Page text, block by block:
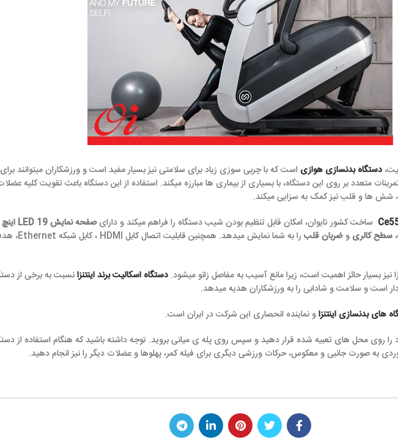
هوازیاست که با چربی سوزی زیاد برای سلامتی نیز بسیار مفید است و ورزشکاران میتوانند برای داشتن بدنی سالم
این دستگاه، با بسیاری از بیماری ها مبارزه میکند. استفاده از این دستگاه باعث تقویت کلیه عضلات پا مثل ران، زانو و
کمک به سزایی میکند.
امکان قابل تنظیم بودن شیب دستگاه را فراهم میکند و دارایصفحه نمایش LED 19 اینچ لمسی
میباشد.
قلب
را به شما نمایش میدهد. همچنین قابلیت اتصال کابل HDMI ، کابل شبکه Ethernet، هدفون استریو و
است، زیرا مانع آسیب به مفاصل زانو میشود.دستگاه اسکالیت برند اینتنزانسبت به برخی از دستگاه های پله دیگر
شادابی را به ورزشکاران هدیه میدهد.
و نماینده انحصاری این شرکت در ایران است.
تعبیه شده قرار دهید و سپس روی پله ی میانی بروید. توجه داشته باشید که هنگام استفاده از دستگاه حتما بدن خود
و معکوس، حرکات ورزشی دیگری برای فیله کمر، پهلوها و عضلات دیگر را نیز انجام دهید.